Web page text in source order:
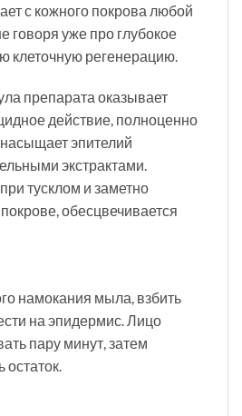
с кожного покрова любой
говоря уже про глубокое
клеточную регенерацию.
препарата оказывает
действие, полноценно
эпителий
экстрактами.
тусклом и заметно
обесцвечивается
намокания мыла, взбить
на эпидермис. Лицо
пару минут, затем
остаток.